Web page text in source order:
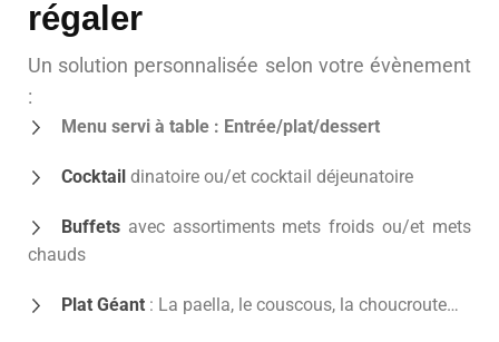
régaler
Un solution personnalisée selon votre évènement
:
Menu servi à table : Entrée/plat/dessert
Cocktail dinatoire ou/et cocktail déjeunatoire
Buffets avec assortiments mets froids ou/et mets
chauds
Plat Géant : La paella, le couscous, la choucroute…